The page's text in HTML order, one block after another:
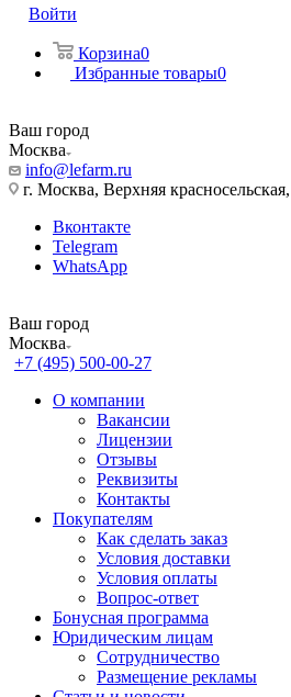
Войти
Корзина0
Избранные товары0
Ваш город
Москва
info@lefarm.ru
г. Москва, Верхняя
Вконтакте
Telegram
WhatsApp
Ваш город
Москва
+7 (495) 500-00-27
О компании
Вакансии
Лицензии
Отзывы
Реквизиты
Контакты
Покупателям
Как сделать заказ
Условия доставки
Условия оплаты
Вопрос-ответ
Бонусная программа
Юридическим лицам
Сотрудничество
Размещение рекламы